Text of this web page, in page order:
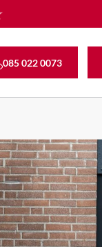
085 022 0073